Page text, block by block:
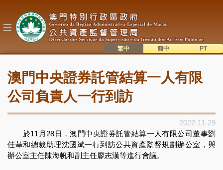
主
澳門中央證券託管結算一人有限
公司負責人一行到訪
2022-11-29
於11月28日，澳門中央證券託管結算一人有限公司董事劉
佳華和總裁助理沈國斌一行到訪公共資產監督規劃辦公室，與
辦公室主任陳海帆和副主任廖志漢等進行會議。